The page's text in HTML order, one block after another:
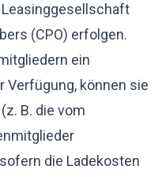
(CPO) erfolgen.
ein
Verfügung, können sie
B. die vom
die Ladekosten